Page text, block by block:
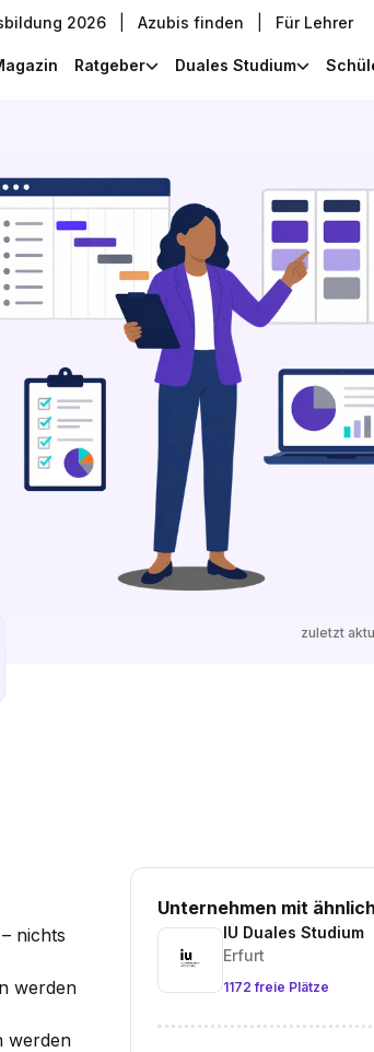
2026 Azubis finden Für Lehrer
Ratgeber Duales Studium
zuletzt
nichts
werden
werden
Unternehmen mit
IU Duales Studium
Erfurt
1172 freie Plätze